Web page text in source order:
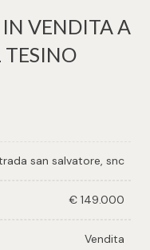
IN VENDITA A
TESINO
san salvatore, snc
€ 149.000
Vendita